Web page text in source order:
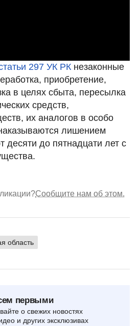
297 УК РКнезаконные
приобретение,
в целях сбыта, пересылка
средств,
их аналогов в особо
лишением
десяти до пятнадцати лет с
Сообщите нам об этом.
область
первыми
о свежих новостях
и других эксклюзивах